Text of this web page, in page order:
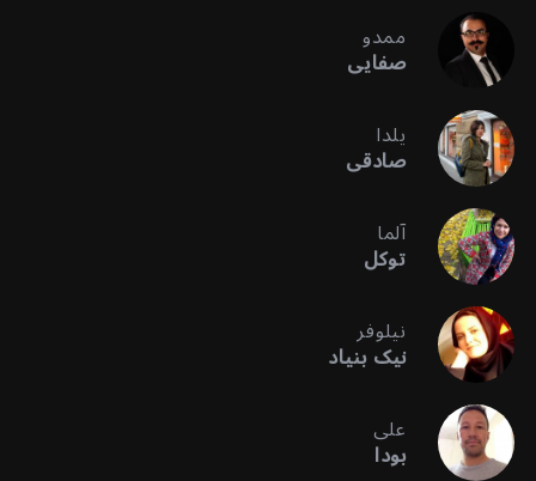
ممدو
صفایی
یلدا
صادقی
آلما
توکل
نیلوفر
نیک بنیاد
علی
بودا